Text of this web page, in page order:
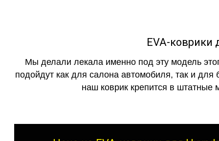
EVA-коврики
Мы делали лекала именно под эту модель
подойдут как для салона автомобиля, так и для
наш коврик крепится в штатные